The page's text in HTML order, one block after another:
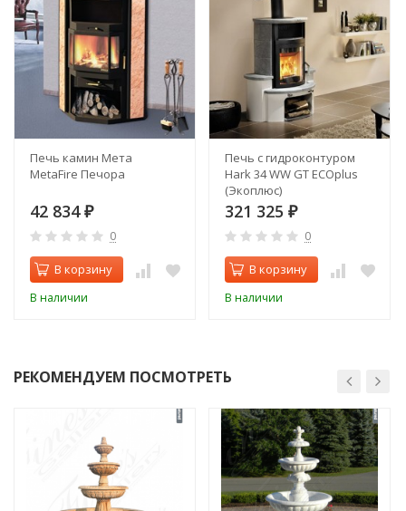
Печь камин Мета
MetaFire Печора
42 834 ₽
0
В корзину
В наличии
Печь с гидроконтуром
Hark 34 WW GT ECOplus
(Экоплюс)
321 325 ₽
0
В корзину
В наличии
РЕКОМЕНДУЕМ ПОСМОТРЕТЬ